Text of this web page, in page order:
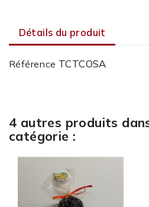
Détails du produit
Référence TCTCOSA
4 autres produits
catégorie :